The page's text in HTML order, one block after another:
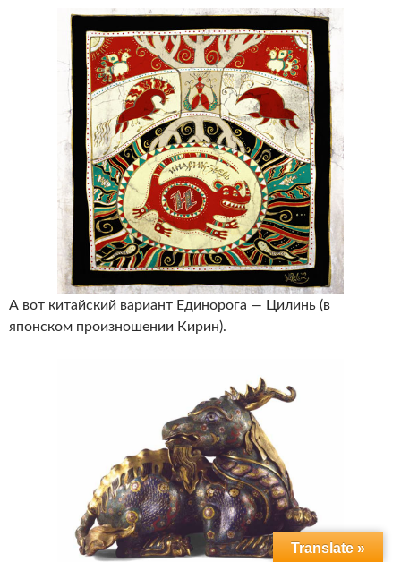
А вот китайский вариант Единорога — Цилинь (в
японском произношении Кирин).
Translate »